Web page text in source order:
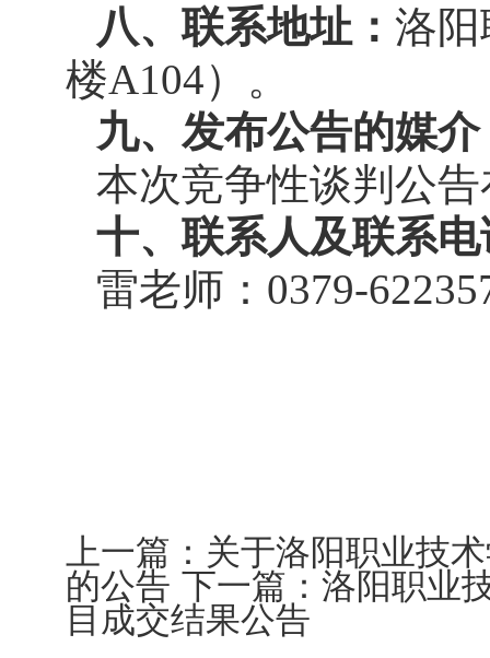
八、联系地址： 洛
楼A104）。
九、 发布公告的媒介
本次竞争性谈判公
十、联系人及联系
雷老师：0379-
上一篇： 关于洛阳职业技
的公告 下一篇： 洛阳职业
目成交结果公告